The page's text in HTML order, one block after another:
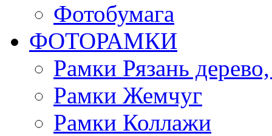
Фотобумага
ФОТОРАМКИ
Рамки Рязань
Рамки Жемчуг
Рамки Коллажи